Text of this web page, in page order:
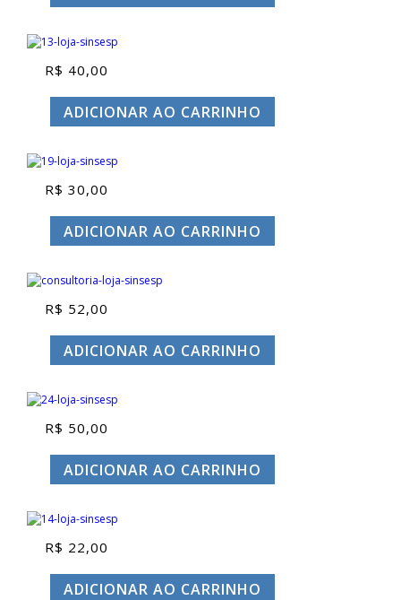
R$ 40,00
ADICIONAR AO CARRINHO
R$ 30,00
ADICIONAR AO CARRINHO
R$ 52,00
ADICIONAR AO CARRINHO
R$ 50,00
ADICIONAR AO CARRINHO
R$ 22,00
ADICIONAR AO CARRINHO